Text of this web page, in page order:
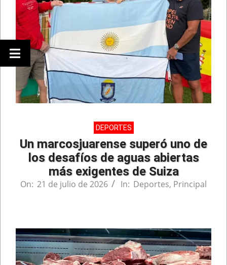
DEPORTES
Un marcosjuarense superó uno de
los desafíos de aguas abiertas
más exigentes de Suiza
On: 21 de julio de 2026 In: Deportes, Principal